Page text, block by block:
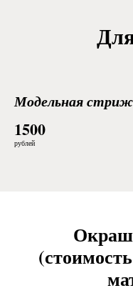
Модельная
1500
рублей